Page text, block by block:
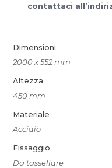
contattaci
Dimensioni
2000 x 552 mm
Altezza
450 mm
Materiale
Acciaio
Fissaggio
Da tassellare